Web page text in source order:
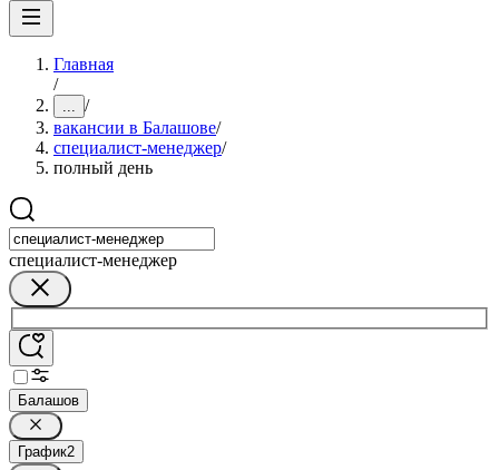
Главная
/
... /
вакансии в Балашове/
специалист-менеджер/
полный день
специалист-менеджер
Балашов
График2